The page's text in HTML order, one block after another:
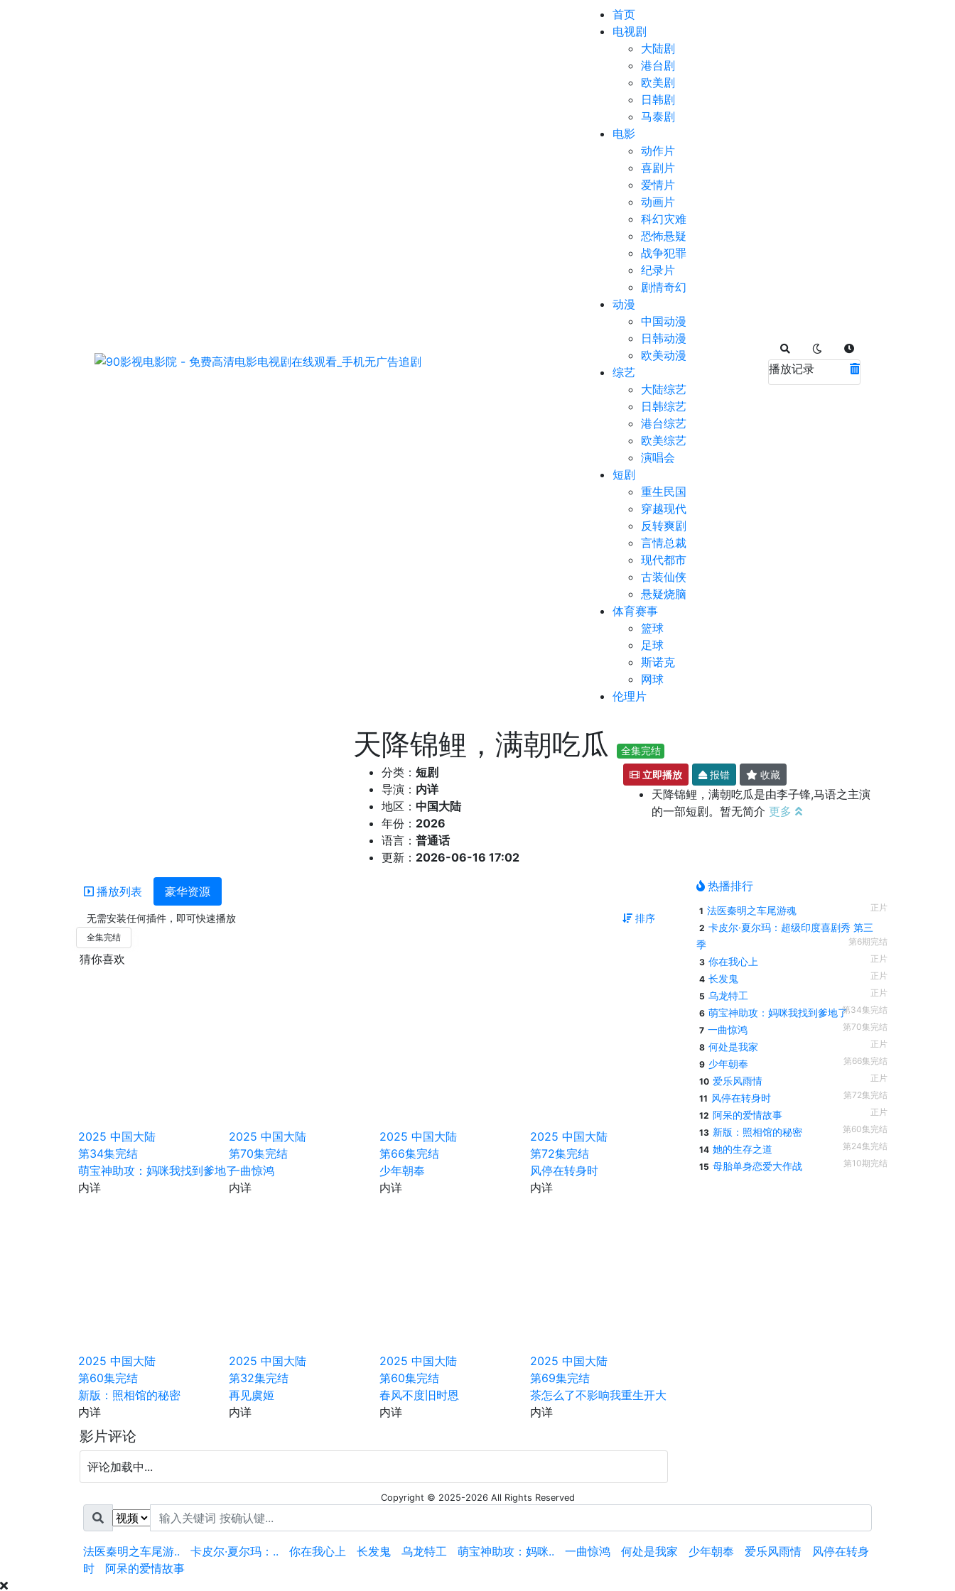
首页
电视剧
大陆剧
港台剧
欧美剧
日韩剧
马泰剧
电影
动作片
喜剧片
爱情片
动画片
科幻灾难
恐怖悬疑
战争犯罪
纪录片
剧情奇幻
动漫
中国动漫
日韩动漫
欧美动漫
综艺
大陆综艺
日韩综艺
港台综艺
欧美综艺
演唱会
短剧
重生民国
穿越现代
反转爽剧
言情总裁
现代都市
古装仙侠
悬疑烧脑
体育赛事
篮球
足球
斯诺克
网球
伦理片
播放记录
天降锦鲤，满朝吃瓜 全集完结
分类： 短剧
导演： 内详
地区： 中国大陆
年份： 2026
语言： 普通话
更新： 2026-06-16 17:02
立即播放 报错 收藏
天降锦鲤，满朝吃瓜是由李子锋,马语之主演
的一部短剧。暂无简介 更多
播放列表 豪华资源
无需安装任何插件，即可快速播放 排序
全集完结
猜你喜欢
2025 中国大陆
第34集完结
萌宝神助攻：妈咪我找到爹地了
内详
2025 中国大陆
第70集完结
一曲惊鸿
内详
2025 中国大陆
第66集完结
少年朝奉
内详
2025 中国大陆
第72集完结
风停在转身时
内详
2025 中国大陆
第60集完结
新版：照相馆的秘密
内详
2025 中国大陆
第32集完结
再见虞姬
内详
2025 中国大陆
第60集完结
春风不度旧时恩
内详
2025 中国大陆
第69集完结
茶怎么了不影响我重生开大
内详
影片评论
评论加载中...
热播排行
1 法医秦明之车尾游魂
正片
2 卡皮尔·夏尔玛：超级印度喜剧秀 第三
季
第6期完结
3 你在我心上
正片
4 长发鬼
正片
5 乌龙特工
正片
6 萌宝神助攻：妈咪我找到爹地了第34集完结
7 一曲惊鸿
第70集完结
8 何处是我家
正片
9 少年朝奉
第66集完结
10 爱乐风雨情
正片
11 风停在转身时
第72集完结
12 阿呆的爱情故事
正片
13 新版：照相馆的秘密
第60集完结
14 她的生存之道
第24集完结
15 母胎单身恋爱大作战 第10期完结
Copyright © 2025-2026 All Rights Reserved
法医秦明之车尾游.. 卡皮尔·夏尔玛：.. 你在我心上 长发鬼 乌龙特工 萌宝神助攻：妈咪.. 一曲惊鸿 何处是我家 少年朝奉 爱乐风雨情
风停在转身
时
阿呆的爱情故事